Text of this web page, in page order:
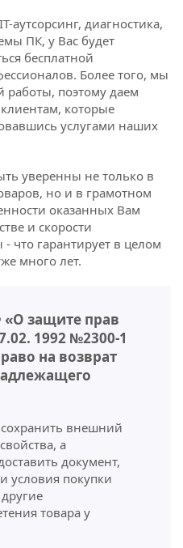
аутсорсинг, диагностика,
ПК, у Вас будет
бесплатной
Более того, мы
работы, поэтому даем
которые
услугами наших
уверенны не только в
но и в грамотном
оказанных Вам
и скорости
что гарантирует в целом
много лет.
«О защите прав
1992 №2300-1
на возврат
внешний
а
документ,
условия покупки
товара у